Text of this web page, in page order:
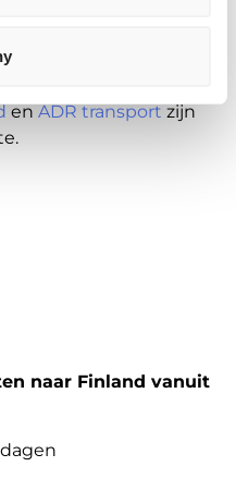
plaatsen voor
enADR transportzijn
naar Finland vanuit